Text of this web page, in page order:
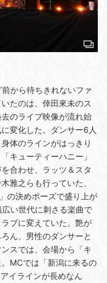
から待ちきれないファ
たのは、倖田來未のス
のライブ映像が流れ始
変化した。ダンサー6人
体のラインがはっきり
キューティーハニー」
合わせ、ラッツ＆スタ
雅之らも行っていた、
の決めポーズで盛り上が
い世代に刺さる楽曲で
ブに変えていた。艶が
ん、男性のダンサーと
スでは、会場から「キ
MCでは「新潟に来るの
イラインが長めなん